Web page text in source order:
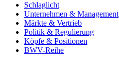
Schlaglicht
Unternehmen & Management
Märkte & Vertrieb
Politik & Regulierung
Köpfe & Positionen
BWV-Reihe